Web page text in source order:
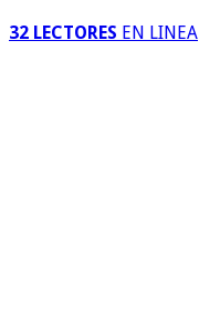
32 LECTORES EN LINEA